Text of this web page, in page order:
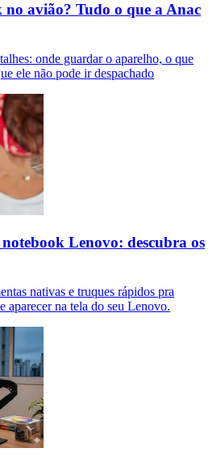
no avião? Tudo o que a Anac
onde guardar o aparelho, o que
ele não pode ir despachado
Lenovo: descubra os
nativas e truques rápidos pra
aparecer na tela do seu Lenovo.